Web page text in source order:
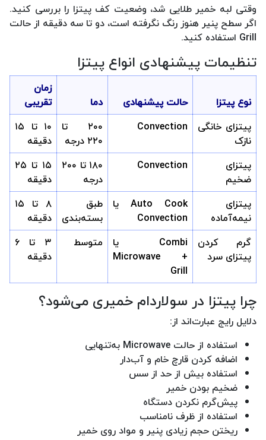
وقتی لبه خمیر طلایی شد، وضعیت کف پیتزا را بررسی کنید.
اگر سطح پنیر هنوز رنگ نگرفته است، دو تا سه دقیقه از حالت
Grill استفاده کنید.
تنظیمات پیشنهادی انواع پیتزا
نوع پیتزا حالت پیشنهادی دما
زمان
تقریبی
پیتزای خانگی
نازک
Convection
۲۰۰ تا
۲۲۰ درجه
۱۰ تا ۱۵
دقیقه
پیتزای
ضخیم
Convection
۱۸۰ تا ۲۰۰
درجه
۱۵ تا ۲۵
دقیقه
پیتزای
نیمه‌آماده
Auto Cook یا
Convection
طبق
بسته‌بندی
۸ تا ۱۵
دقیقه
گرم کردن
پیتزای سرد
Combi یا
Microwave +
Grill
متوسط
۳ تا ۶
دقیقه
چرا پیتزا در سولاردام خمیری می‌شود؟
دلایل رایج عبارت‌اند از:
استفاده از حالت Microwave به‌تنهایی
اضافه کردن قارچ خام و آب‌دار
استفاده بیش از حد از سس
ضخیم بودن خمیر
پیش‌گرم نکردن دستگاه
استفاده از ظرف نامناسب
ریختن حجم زیادی پنیر و مواد روی خمیر